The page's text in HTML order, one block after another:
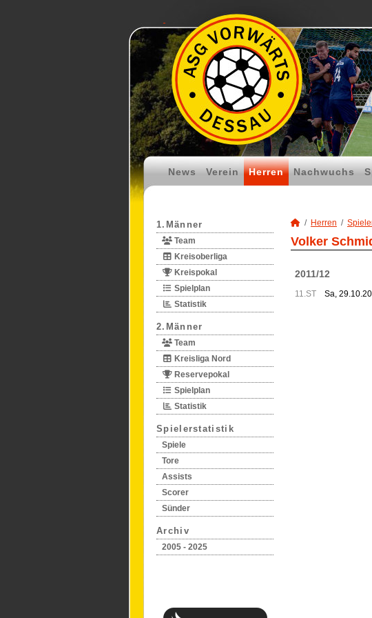
News Verein Herren Nachwuchs
1.Männer
Team
Kreisoberliga
Kreispokal
Spielplan
Statistik
2.Männer
Team
Kreisliga Nord
Reservepokal
Spielplan
Statistik
Spielerstatistik
Spiele
Tore
Assists
Scorer
Sünder
Archiv
2005 - 2025
Herren
Volker
2011/12
11.ST Sa,